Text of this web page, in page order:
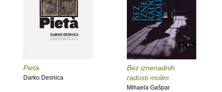
Pietà
Darko Desnica
Bez iznenadnih
radosti molim
Mihaela Gašpar